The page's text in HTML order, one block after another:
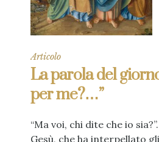
Articolo
La parola del
per me?…”
“Ma voi, chi dite che io
Gesù, che ha interpellato